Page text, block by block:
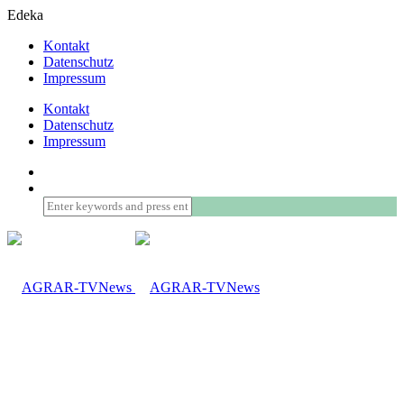
Edeka
Kontakt
Datenschutz
Impressum
Kontakt
Datenschutz
Impressum